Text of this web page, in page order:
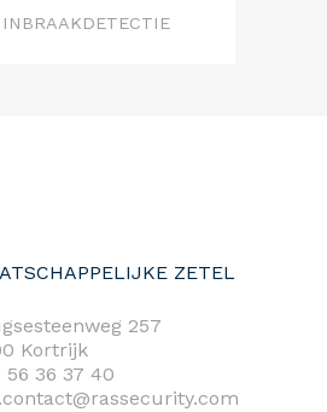
INBRAAKDETECTIE
ZETEL
257
Kortrijk
56 36 37 40